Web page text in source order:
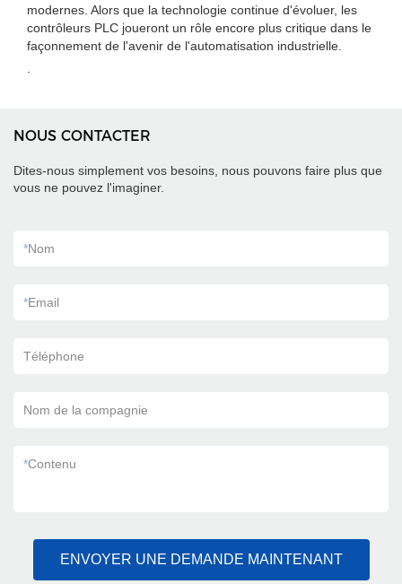
modernes. Alors que la technologie continue d'évoluer, les
contrôleurs PLC joueront un rôle encore plus critique dans le
façonnement de l'avenir de l'automatisation industrielle.
NOUS CONTACTER
Dites-nous simplement vos besoins, nous pouvons faire plus que
vous ne pouvez l'imaginer.
*Nom
*Email
Téléphone
Nom de la compagnie
*Contenu
ENVOYER UNE DEMANDE MAINTENANT